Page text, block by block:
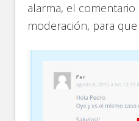
alarma, el
moderación, para